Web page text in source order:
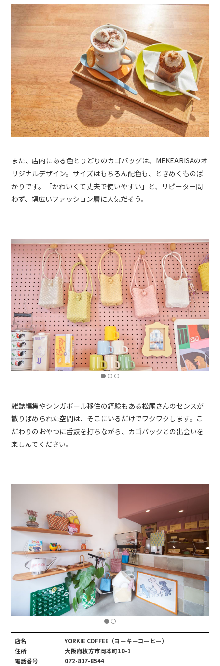
また、店内にある色とりどりのカゴバッグは、MEKEARISAのオ
リジナルデザイン。サイズはもちろん配色も、ときめくものば
かりです。「かわいくて丈夫で使いやすい」と、リピーター問
わず、幅広いファッション層に人気だそう。
雑誌編集やシンガポール移住の経験もある松尾さんのセンスが
散りばめられた空間は、そこにいるだけでワクワクします。こ
だわりのおやつに舌鼓を打ちながら、カゴバックとの出会いを
楽しんでください。
店名
YORKIE COFFEE（ヨーキーコーヒー）
住所
大阪府枚方市岡本町10-1
電話番号
072-807-8544